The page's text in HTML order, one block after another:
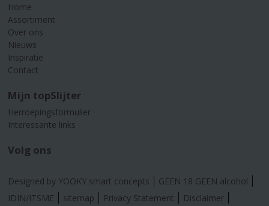
Home
Assortiment
Over ons
Nieuws
Inspiratie
Contact
Mijn topSlijter
Herroepingsformulier
Interessante links
Volg ons
Designed by YOOKY smart concepts
GEEN 18 GEEN alcohol
IDIN/ITSME
sitemap Privacy Statement Disclaimer